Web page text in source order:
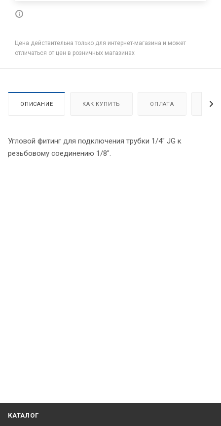
Цена действительна только для интернет-магазина и может
отличаться от цен в розничных магазинах
ОПИСАНИЕ КАК КУПИТЬ ОПЛАТА
Угловой фитинг для подключения трубки 1/4" JG к
резьбовому соединению 1/8".
КАТАЛОГ